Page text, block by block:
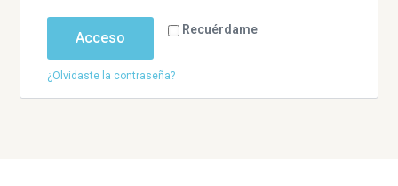
Recuérdame
Acceso
¿Olvidaste la contraseña?